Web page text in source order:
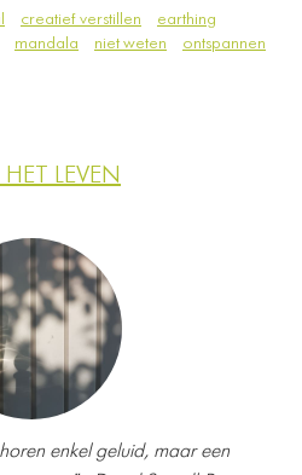
creatief verstillen
earthing
mandala niet weten
ontspannen
LEVEN
enkel geluid, maar een